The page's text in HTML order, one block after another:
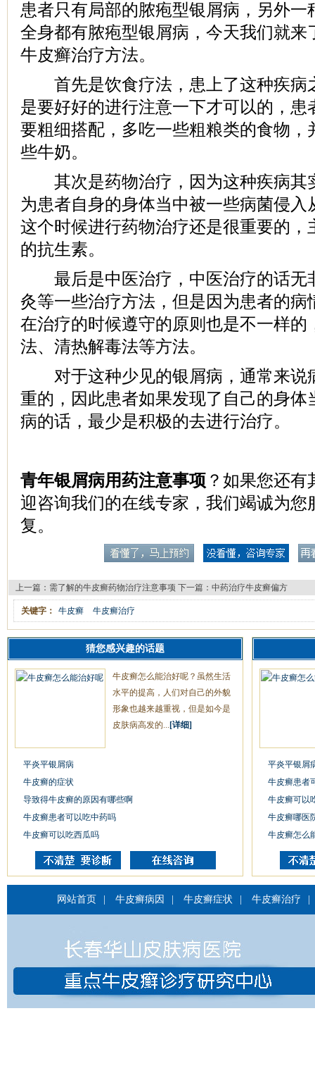
患者只有局部的脓疱型银屑病，另外一
全身都有脓疱型银屑病，今天我们就来
牛皮癣治疗方法。
首先是饮食疗法，患上了这种疾病
是要好好的进行注意一下才可以的，患
要粗细搭配，多吃一些粗粮类的食物，
些牛奶。
其次是药物治疗，因为这种疾病其
为患者自身的身体当中被一些病菌侵入
这个时候进行药物治疗还是很重要的，
的抗生素。
最后是中医治疗，中医治疗的话无
灸等一些治疗方法，但是因为患者的病
在治疗的时候遵守的原则也是不一样的
法、清热解毒法等方法。
对于这种少见的银屑病，通常来说
重的，因此患者如果发现了自己的身体
病的话，最少是积极的去进行治疗。
青年银屑病用药注意事项 ？如果您还
迎咨询我们的在线专家，我们竭诚为您
复。
上一篇： 需了解的牛皮癣药物治疗注意事项 下一篇： 中药治疗牛皮癣偏方
关键字： 牛皮癣 牛皮癣治疗
猜您感兴趣的话题
牛皮癣怎么能治好呢？虽然生活
水平的提高，人们对自己的外貌
形象也越来越重视，但是如今是
皮肤病高发的... [详细]
平炎平银屑病
牛皮癣的症状
导致得牛皮癣的原因有哪些啊
牛皮癣患者可以吃中药吗
牛皮癣可以吃西瓜吗
平炎平银屑
牛皮癣患者
牛皮癣可以
牛皮癣哪医
牛皮癣怎么
网站首页 牛皮癣病因 牛皮癣症状 牛皮癣治疗